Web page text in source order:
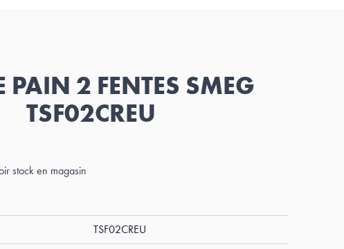
PAIN 2 FENTES SMEG
TSF02CREU
stock en magasin
TSF02CREU